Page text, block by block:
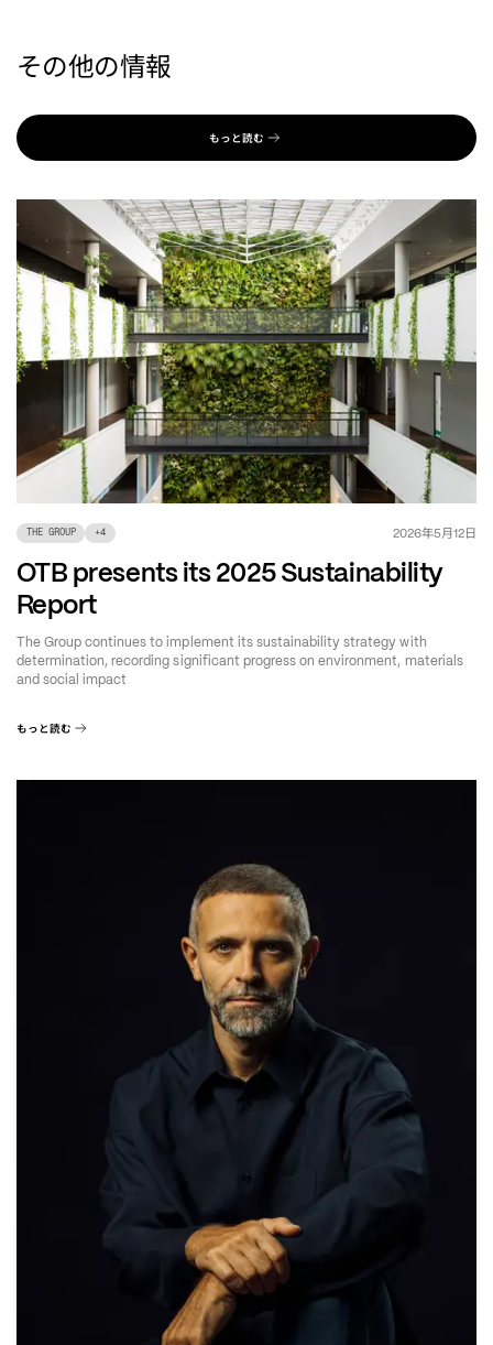
その他の情報
もっと読む
THE GROUP +4 2026年5月12日
OTB presents its 2025 Sustainability
Report
The Group continues to implement its sustainability strategy with
determination, recording significant progress on environment, materials
and social impact
もっと読む